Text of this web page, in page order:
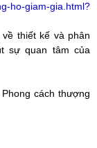
ho-giam-gia.html?
thiết kế và phân
sự quan tâm của
cách thượng